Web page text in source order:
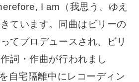
I am（我思う、ゆえ
ています。同曲はビリーの
てプロデュースされ、ビリ
詞・作曲が行われまし
自宅隔離中にレコーディン